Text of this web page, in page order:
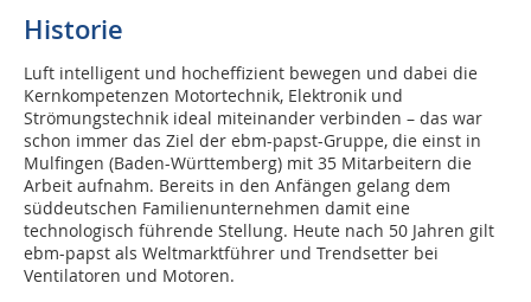
Historie
Luft intelligent und hocheffizient bewegen und dabei die
Kernkompetenzen Motortechnik, Elektronik und
Strömungstechnik ideal miteinander verbinden – das war
schon immer das Ziel der ebm-papst-Gruppe, die einst in
Mulfingen (Baden-Württemberg) mit 35 Mitarbeitern die
Arbeit aufnahm. Bereits in den Anfängen gelang dem
süddeutschen Familienunternehmen damit eine
technologisch führende Stellung. Heute nach 50 Jahren gilt
ebm-papst als Weltmarktführer und Trendsetter bei
Ventilatoren und Motoren.